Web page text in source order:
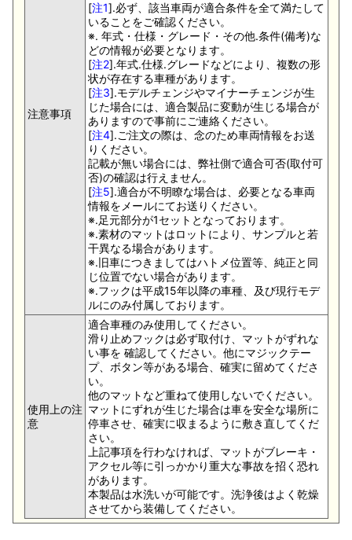
注意事項
[注1].必ず、該当車両が適合条件を全て満たして
いることをご確認ください。
※. 年式・仕様・グレード・その他.条件(備考)な
どの情報が必要となります。
[注2].年式.仕様.グレードなどにより、複数の形
状が存在する車種があります。
[注3].モデルチェンジやマイナーチェンジが生
じた場合には、適合製品に変動が生じる場合が
ありますので事前にご連絡ください。
[注4].ご注文の際は、念のため車両情報をお送
りください。
記載が無い場合には、弊社側で適合可否(取付可
否)の確認は行えません。
[注5].適合が不明瞭な場合は、必要となる車両
情報をメールにてお送りください。
※.足元部分が1セットとなっております。
※.素材のマットはロットにより、サンプルと若
干異なる場合があります。
※.旧車につきましてはハトメ位置等、純正と同
じ位置でない場合があります。
※.フックは平成15年以降の車種、及び現行モデ
ルにのみ付属しております。
使用上の注
意
適合車種のみ使用してください。
滑り止めフックは必ず取付け、マットがずれな
い事を 確認してください。他にマジックテー
プ、ボタン等がある場合、確実に留めてくださ
い。
他のマットなど重ねて使用しないでください。
マットにずれが生じた場合は車を安全な場所に
停車させ、確実に収まるように敷き直してくだ
さい。
上記事項を行わなければ、マットがブレーキ・
アクセル等に引っかかり重大な事故を招く恐れ
があります。
本製品は水洗いが可能です。洗浄後はよく乾燥
させてから装備してください。